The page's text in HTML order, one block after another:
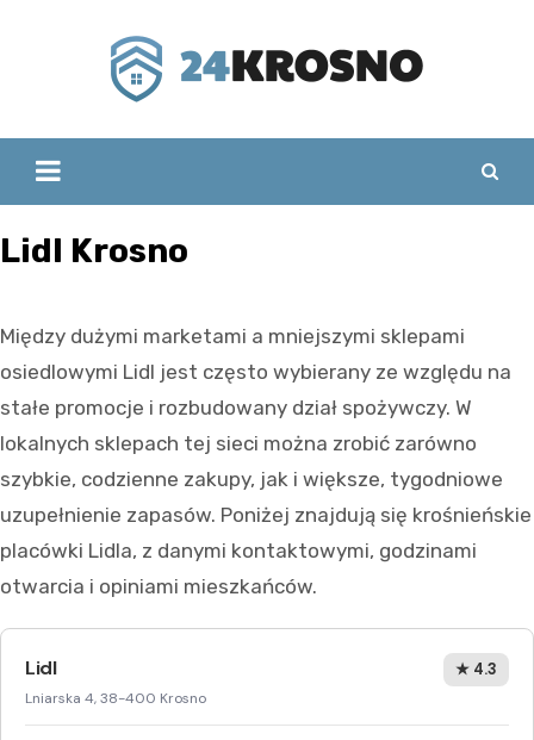
Lidl Krosno
Między dużymi marketami a mniejszymi sklepami
osiedlowymi Lidl jest często wybierany ze względu na
stałe promocje i rozbudowany dział spożywczy. W
lokalnych sklepach tej sieci można zrobić zarówno
szybkie, codzienne zakupy, jak i większe, tygodniowe
uzupełnienie zapasów. Poniżej znajdują się krośnieńskie
placówki Lidla, z danymi kontaktowymi, godzinami
otwarcia i opiniami mieszkańców.
Lidl
Lniarska 4, 38-400 Krosno
★ 4.3